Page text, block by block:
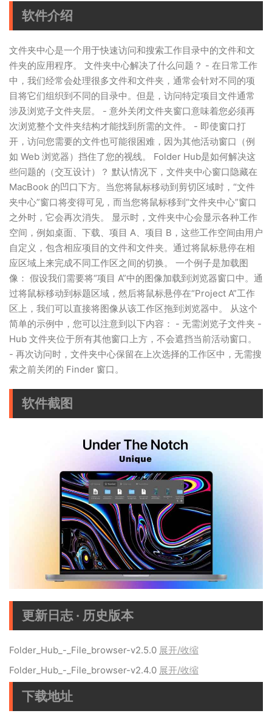
软件介绍
文件夹中心是一个用于快速访问和搜索工作目录中的文件和文
件夹的应用程序。 文件夹中心解决了什么问题？ - 在日常工作
中，我们经常会处理很多文件和文件夹，通常会针对不同的项
目将它们组织到不同的目录中。但是，访问特定项目文件通常
涉及浏览子文件夹层。 - 意外关闭文件夹窗口意味着您必须再
次浏览整个文件夹结构才能找到所需的文件。 - 即使窗口打
开，访问您需要的文件也可能很困难，因为其他活动窗口（例
如 Web 浏览器）挡住了您的视线。 Folder Hub是如何解决这
些问题的（交互设计）？ 默认情况下，文件夹中心窗口隐藏在
MacBook 的凹口下方。当您将鼠标移动到剪切区域时，“文件
夹中心”窗口将变得可见，而当您将鼠标移到“文件夹中心”窗口
之外时，它会再次消失。 显示时，文件夹中心会显示各种工作
空间，例如桌面、下载、项目 A、项目 B，这些工作空间由用户
自定义，包含相应项目的文件和文件夹。通过将鼠标悬停在相
应区域上来完成不同工作区之间的切换。 一个例子是加载图
像： 假设我们需要将“项目 A”中的图像加载到浏览器窗口中。通
过将鼠标移动到标题区域，然后将鼠标悬停在“Project A”工作
区上，我们可以直接将图像从该工作区拖到浏览器中。 从这个
简单的示例中，您可以注意到以下内容： - 无需浏览子文件夹 -
Hub 文件夹位于所有其他窗口上方，不会遮挡当前活动窗口。
- 再次访问时，文件夹中心保留在上次选择的工作区中，无需搜
索之前关闭的 Finder 窗口。
软件截图
更新日志 · 历史版本
Folder_Hub_-_File_browser-v2.5.0 展开/收缩
Folder_Hub_-_File_browser-v2.4.0 展开/收缩
下载地址